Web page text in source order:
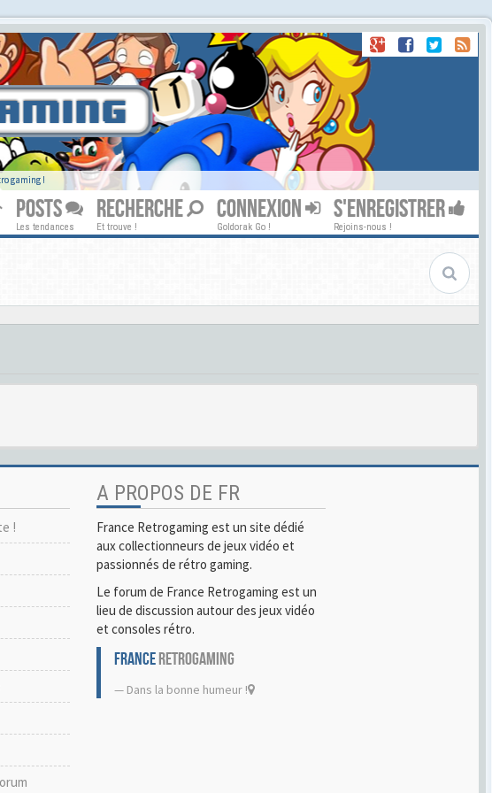
gaming !
POSTS
Les tendances
RECHERCHE
Et trouve !
CONNEXION
Goldorak Go !
S'ENREGISTRER
Rejoins-nous !
!
A PROPOS DE FR
France Retrogaming est un site dédié
aux collectionneurs de jeux vidéo et
passionnés de rétro gaming.
Le forum de France Retrogaming est un
lieu de discussion autour des jeux vidéo
et consoles rétro.
FRANCERETROGAMING
Dans la bonne humeur !